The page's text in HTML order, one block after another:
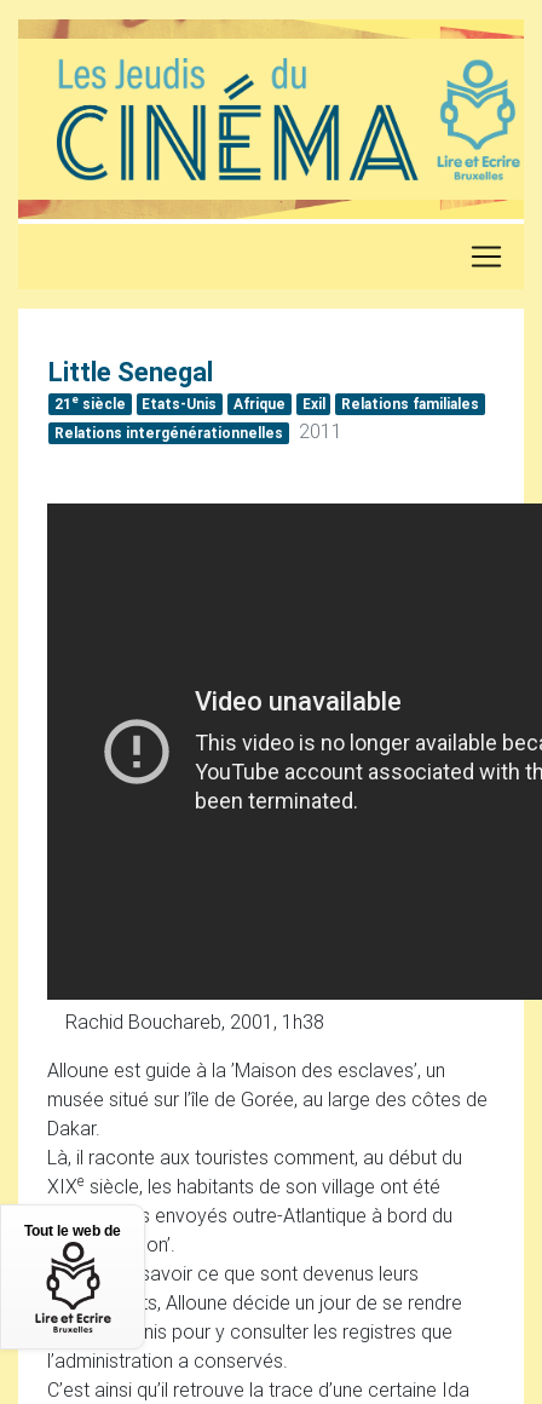
Little Senegal
21 esiècle Etats-Unis Afrique Exil
Relations familiales
Relations intergénérationnelles
2011
Rachid Bouchareb, 2001, 1h38
Alloune est guide à la ’Maison des esclaves’, un
musée situé sur l’île de Gorée, au large des côtes de
Dakar.
Là, il raconte aux touristes comment, au début du
XIXe siècle, les habitants de son village ont été
vendus, puis envoyés outre-Atlantique à bord du
’King Salomon’.
Curieux de savoir ce que sont devenus leurs
descendants, Alloune décide un jour de se rendre
aux Etats-Unis pour y consulter les registres que
l’administration a conservés.
C’est ainsi qu’il retrouve la trace d’une certaine Ida
Tout le web de